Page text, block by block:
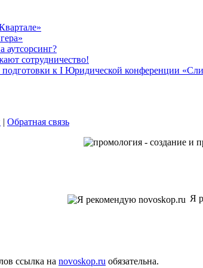
аутсорсинг?
сотрудничество!
к І Юридической конференции
| Обратная связь
Я
ссылка на novoskop.ru обязательна.